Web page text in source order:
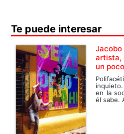
Te puede interesar
Jacobo
artista,
un
en la
él sabe.